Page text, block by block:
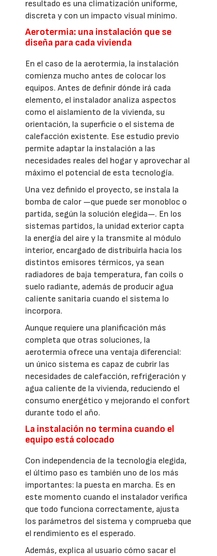
resultado es una climatización uniforme,
discreta y con un impacto visual mínimo.
Aerotermia: una instalación que se
diseña para cada vivienda
En el caso de la aerotermia, la instalación
comienza mucho antes de colocar los
equipos. Antes de definir dónde irá cada
elemento, el instalador analiza aspectos
como el aislamiento de la vivienda, su
orientación, la superficie o el sistema de
calefacción existente. Ese estudio previo
permite adaptar la instalación a las
necesidades reales del hogar y aprovechar al
máximo el potencial de esta tecnología.
Una vez definido el proyecto, se instala la
bomba de calor —que puede ser monobloc o
partida, según la solución elegida—. En los
sistemas partidos, la unidad exterior capta
la energía del aire y la transmite al módulo
interior, encargado de distribuirla hacia los
distintos emisores térmicos, ya sean
radiadores de baja temperatura, fan coils o
suelo radiante, además de producir agua
caliente sanitaria cuando el sistema lo
incorpora.
Aunque requiere una planificación más
completa que otras soluciones, la
aerotermia ofrece una ventaja diferencial:
un único sistema es capaz de cubrir las
necesidades de calefacción, refrigeración y
agua caliente de la vivienda, reduciendo el
consumo energético y mejorando el confort
durante todo el año.
La instalación no termina cuando el
equipo está colocado
Con independencia de la tecnología elegida,
el último paso es también uno de los más
importantes: la puesta en marcha. Es en
este momento cuando el instalador verifica
que todo funciona correctamente, ajusta
los parámetros del sistema y comprueba que
el rendimiento es el esperado.
Además, explica al usuario cómo sacar el